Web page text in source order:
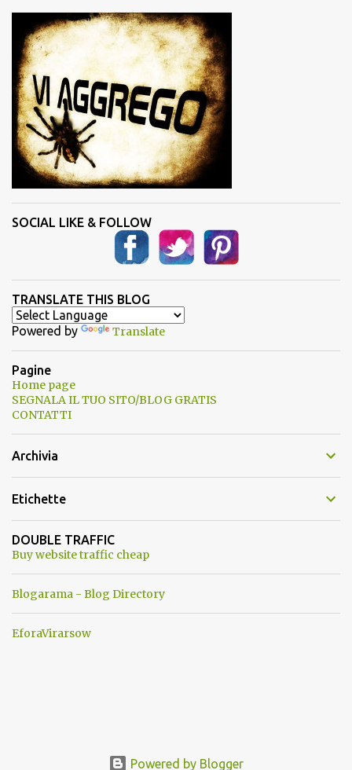
n
t
i
SOCIAL LIKE & FOLLOW
TRANSLATE THIS BLOG
Powered by Translate
Pagine
Home page
SEGNALA IL TUO SITO/BLOG GRATIS
CONTATTI
Archivia
Etichette
DOUBLE TRAFFIC
Buy website traffic cheap
Blogarama - Blog Directory
EforaVirarsow
Powered by Blogger